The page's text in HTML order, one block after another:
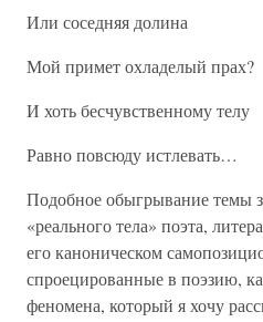
Или соседняя долина
Мой примет охладелый прах?
И хоть бесчувственному телу
Равно повсюду истлевать…
Подобное обыгрывание темы
«реального тела» поэта,
его каноническом
спроецированные в поэзию,
феномена, который я хочу